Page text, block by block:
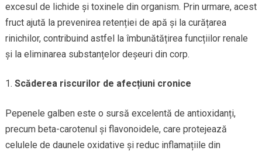
excesul de lichide și toxinele din organism. Prin urmare, acest
fruct ajută la prevenirea retenției de apă și la curățarea
rinichilor, contribuind astfel la îmbunătățirea funcțiilor renale
și la eliminarea substanțelor deșeuri din corp.
Scăderea riscurilor de afecțiuni cronice
Pepenele galben este o sursă excelentă de antioxidanți,
precum beta-carotenul și flavonoidele, care protejează
celulele de daunele oxidative și reduc inflamațiile din